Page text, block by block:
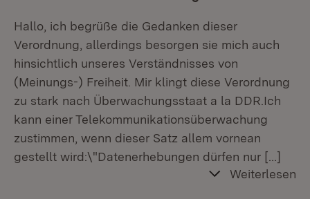
Hallo, ich begrüße die Gedanken dieser
Verordnung, allerdings besorgen sie mich auch
hinsichtlich unseres Verständnisses von
(Meinungs-) Freiheit. Mir klingt diese Verordnung
zu stark nach Überwachungsstaat a la DDR.Ich
kann einer Telekommunikationsüberwachung
zustimmen, wenn dieser Satz allem vornean
gestellt wird:\"Datenerhebungen dürfen nur […]
Weiterlesen